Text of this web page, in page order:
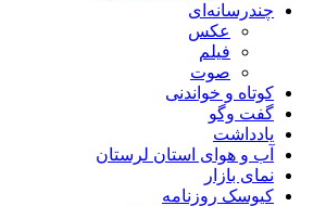
چندرسانه‌ای
عكس
فیلم
صوت
کوتاه و خواندنی
گفت وگو
یادداشت
آب و هوای استان لرستان
نمای بازار
کیوسک روزنامه